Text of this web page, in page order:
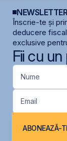
Înscrie-te și
deducere
exclusive
Fii cu
Nume
Email
ABONEAZĂ-